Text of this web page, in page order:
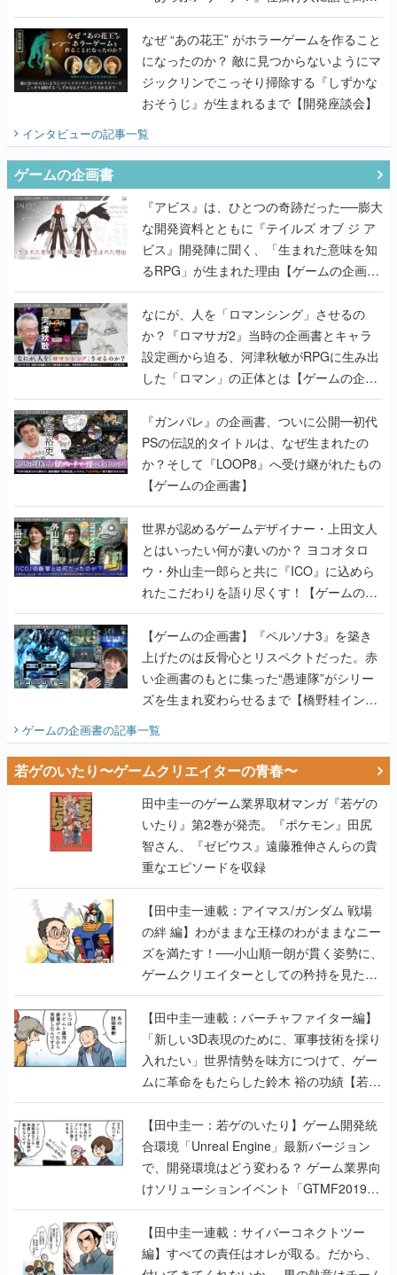
てみた
なぜ “あの花王” がホラーゲームを作ること
になったのか？ 敵に見つからないようにマ
ジックリンでこっそり掃除する『しずかな
おそうじ』が生まれるまで【開発座談会】
インタビューの記事一覧
ゲームの企画書
『アビス』は、ひとつの奇跡だった──膨大
な開発資料とともに『テイルズ オブ ジ ア
ビス』開発陣に聞く、「生まれた意味を知
るRPG」が生まれた理由【ゲームの企画
書】
なにが、人を「ロマンシング」させるの
か？『ロマサガ2』当時の企画書とキャラ
設定画から迫る、河津秋敏がRPGに生み出
した「ロマン」の正体とは【ゲームの企画
書】
『ガンパレ』の企画書、ついに公開━初代
PSの伝説的タイトルは、なぜ生まれたの
か？そして『LOOP8』へ受け継がれたもの
【ゲームの企画書】
世界が認めるゲームデザイナー・上田文人
とはいったい何が凄いのか？ ヨコオタロ
ウ・外山圭一郎らと共に『ICO』に込めら
れたこだわりを語り尽くす！【ゲームの企
画書】
【ゲームの企画書】『ペルソナ3』を築き
上げたのは反骨心とリスペクトだった。赤
い企画書のもとに集った“愚連隊”がシリー
ズを生まれ変わらせるまで【橋野桂インタ
ビュー】
ゲームの企画書の記事一覧
若ゲのいたり〜ゲームクリエイターの青春〜
田中圭一のゲーム業界取材マンガ『若ゲの
いたり』第2巻が発売。『ポケモン』田尻
智さん、『ゼビウス』遠藤雅伸さんらの貴
重なエピソードを収録
【田中圭一連載：アイマス/ガンダム 戦場
の絆 編】わがままな王様のわがままなニー
ズを満たす！──小山順一朗が貫く姿勢に、
ゲームクリエイターとしての矜持を見た
【若ゲのいたり最終回】
【田中圭一連載：バーチャファイター編】
「新しい3D表現のために、軍事技術を採り
入れたい」世界情勢を味方につけて、ゲー
ムに革命をもたらした鈴木 裕の功績【若ゲ
のいたり】
【田中圭一：若ゲのいたり】ゲーム開発統
合環境「Unreal Engine」最新バージョン
で、開発環境はどう変わる？ ゲーム業界向
けソリューションイベント「GTMF2019」
に行って、より理解を深めよう【PR】
【田中圭一連載：サイバーコネクトツー
編】すべての責任はオレが取る。だから、